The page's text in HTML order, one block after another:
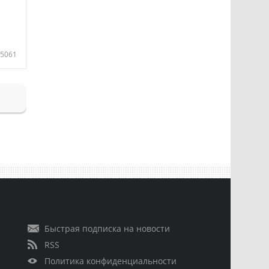
5061
Быстрая подписка на новости
RSS
Политика конфиденциальности